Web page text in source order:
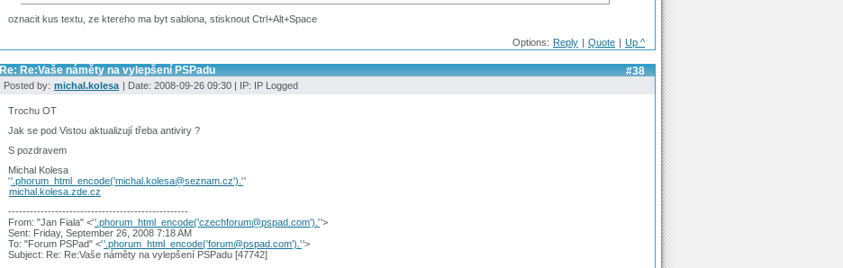
oznacit kus textu, ze ktereho ma byt sablona, stisknout Ctrl+Alt+Space
Options: Reply Quote Up ^
#38
Re: Re:Vaše náměty na vylepšení PSPadu
Posted by: michal.kolesa | Date: 2008-09-26 09:30 | IP: IP Logged
Trochu OT
Jak se pod Vistou aktualizují třeba antiviry ?
S pozdravem
Michal Kolesa
''.phorum_html_encode('michal.kolesa@seznam.cz').''
michal.kolesa.zde.cz
--------------------------------------------------
From: "Jan Fiala" <''.phorum_html_encode('czechforum@pspad.com').''>
Sent: Friday, September 26, 2008 7:18 AM
To: "Forum PSPad" <''.phorum_html_encode('forum@pspad.com').''>
Subject: Re: Re:Vaše náměty na vylepšení PSPadu [47742]